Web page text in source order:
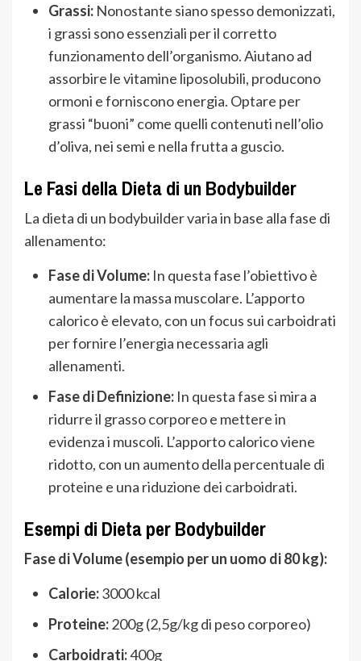
Grassi: Nonostante siano spesso demonizzati,
i grassi sono essenziali per il corretto
funzionamento dell’organismo. Aiutano ad
assorbire le vitamine liposolubili, producono
ormoni e forniscono energia. Optare per
grassi “buoni” come quelli contenuti nell’olio
d’oliva, nei semi e nella frutta a guscio.
Le Fasi della Dieta di un Bodybuilder
La dieta di un bodybuilder varia in base alla fase di
allenamento:
Fase di Volume: In questa fase l’obiettivo è
aumentare la massa muscolare. L’apporto
calorico è elevato, con un focus sui carboidrati
per fornire l’energia necessaria agli
allenamenti.
Fase di Definizione: In questa fase si mira a
ridurre il grasso corporeo e mettere in
evidenza i muscoli. L’apporto calorico viene
ridotto, con un aumento della percentuale di
proteine e una riduzione dei carboidrati.
Esempi di Dieta per Bodybuilder
Fase di Volume (esempio per un uomo di 80 kg):
Calorie:3000 kcal
Proteine:200g (2,5g/kg di peso corporeo)
Carboidrati:400g